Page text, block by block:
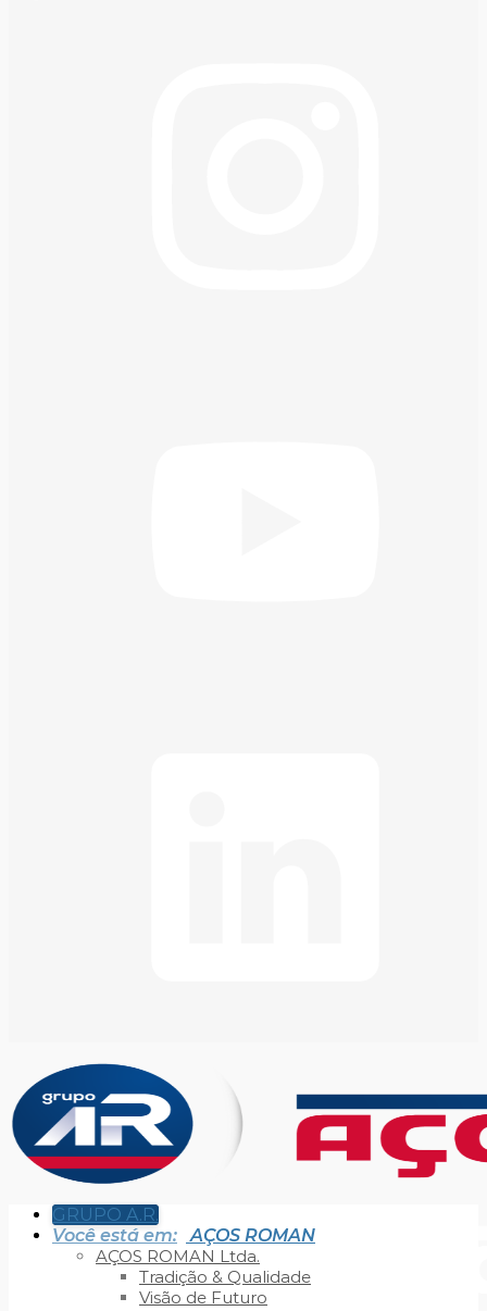
GRUPO A.R.
Você está em:
AÇOS ROMAN
AÇOS ROMAN Ltda.
Tradição & Qualidade
Visão de Futuro